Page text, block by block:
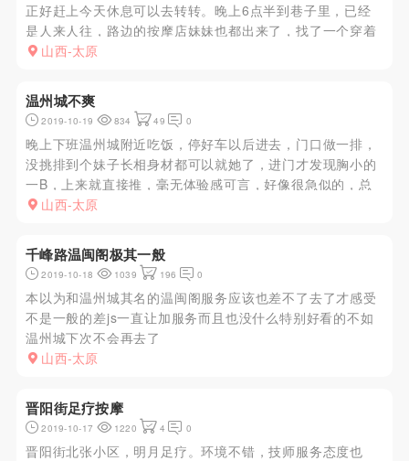
正好赶上今天休息可以去转转。晚上6点半到巷子里，已经
是人来人往，路边的按摩店妹妹也都出来了，找了一个穿着
暴露的妹子上前问价100元全套，于是就跟了进去。妹子个
很好，很懂男人...
山西-太原
温州城不爽
2019-10-19 834 49 0
晚上下班温州城附近吃饭，停好车以后进去，门口做一排，
没挑排到个妹子长相身材都可以就她了，进门才发现胸小的
一B，上来就直接推，毫无体验感可言，好像很急似的，总
之性价比略低，适合卸货
山西-太原
千峰路温闽阁极其一般
2019-10-18 1039 196 0
本以为和温州城其名的温闽阁服务应该也差不了去了才感受
不是一般的差js一直让加服务而且也没什么特别好看的不如
温州城下次不会再去了
山西-太原
晋阳街足疗按摩
2019-10-17 1220 4 0
晋阳街北张小区，明月足疗。环境不错，技师服务态度也